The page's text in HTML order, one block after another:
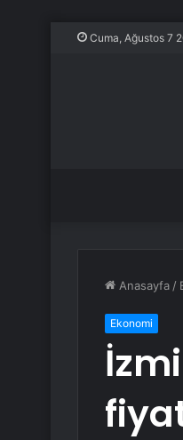
Cuma, Ağustos 7
Anasayfa /
Ekonomi